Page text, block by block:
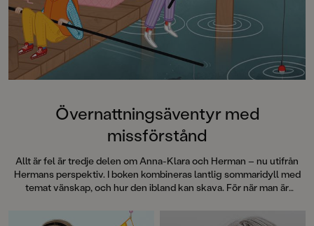
Övernattningsäventyr med
missförstånd
Allt är fel är tredje delen om Anna-Klara och Herman – nu utifrån
Hermans perspektiv. I boken kombineras lantlig sommaridyll med
temat vänskap, och hur den ibland kan skava. För när man är